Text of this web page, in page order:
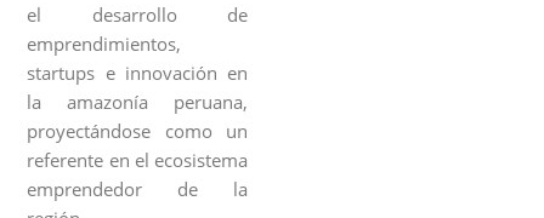
el desarrollo de
emprendimientos,
startups e innovación en
la amazonía peruana,
proyectándose como un
referente en el ecosistema
emprendedor de la